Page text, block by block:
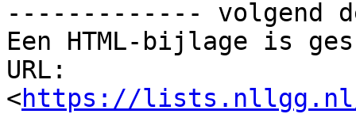
------------- volgend
Een HTML-bijlage is
URL:
<https://lists.nllgg.nl/